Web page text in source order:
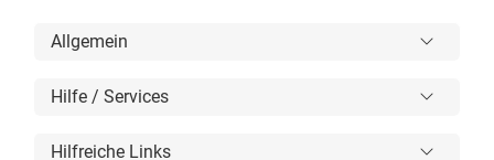
Allgemein
Hilfe / Services
Hilfreiche Links